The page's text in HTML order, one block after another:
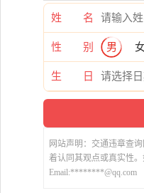
姓 名
性 别 男
生 日
网站声明：交通违章查
着认同其观点或真实性
Email:********@qq.com